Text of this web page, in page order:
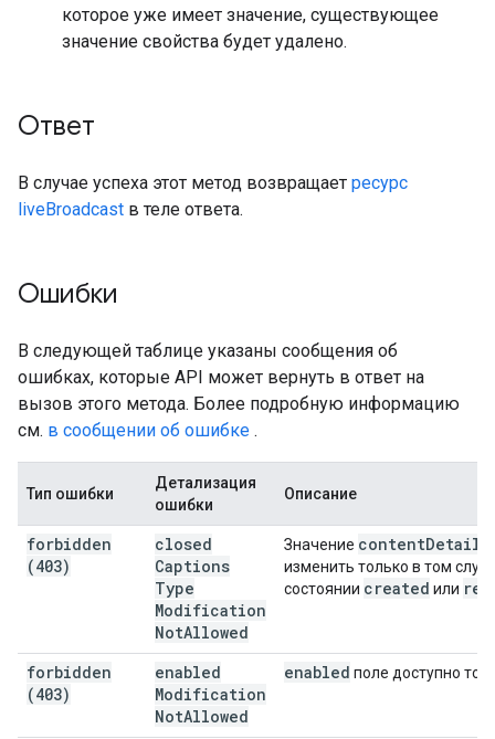
которое уже имеет значение, существующее
значение свойства будет удалено.
Ответ
В случае успеха этот метод возвращает ресурс
liveBroadcast в теле ответа.
Ошибки
В следующей таблице указаны сообщения об
ошибках, которые API может вернуть в ответ на
вызов этого метода. Более подробную информацию
см. в сообщении об ошибке .
Тип ошибки
Детализация
ошибки
Описание
forbidden
(403)
closed
Captions
Type
Modification
NotAllowed
Значение contentDetails
изменить только в том
состоянии created или
forbidden
(403)
enabled
Modification
NotAllowed
enabled поле доступно